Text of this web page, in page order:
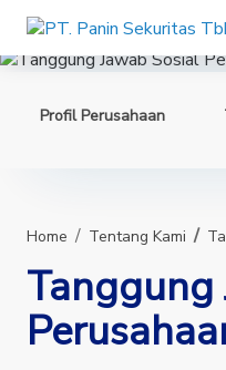
Panin Sekuritas
Profil Perusahaan
Home Tentang Kami
Tanggung